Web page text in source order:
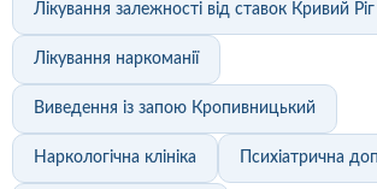
Лікування залежності від ставок Кривий Ріг
Лікування наркоманії
Виведення із запою Кропивницький
Наркологічна клініка Психіатрична